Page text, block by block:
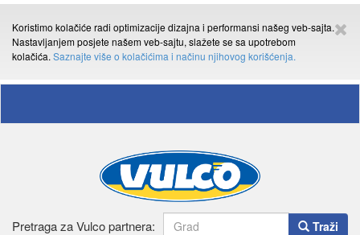
Koristimo kolačiće radi optimizacije dizajna i performansi našeg veb-sajta.
Nastavljanjem posjete našem veb-sajtu, slažete se sa upotrebom
kolačića. Saznajte više o kolačićima i načinu njihovog korišćenja.
Pretraga za Vulco partnera: Traži